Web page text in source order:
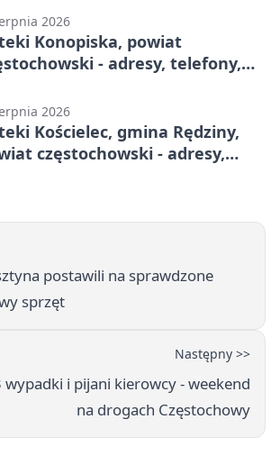
2026
Konopiska, powiat
- adresy, telefony,
2026
Kościelec, gmina Rędziny,
częstochowski - adresy,
postawili na sprawdzone
sprzęt
Następny >>
wypadki i pijani kierowcy - weekend
na drogach Częstochowy